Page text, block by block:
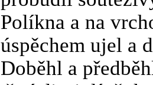
Políkna a na
úspěchem ujel a
Doběhl a